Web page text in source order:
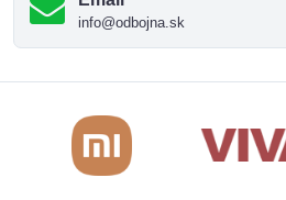
info@odbojna.sk